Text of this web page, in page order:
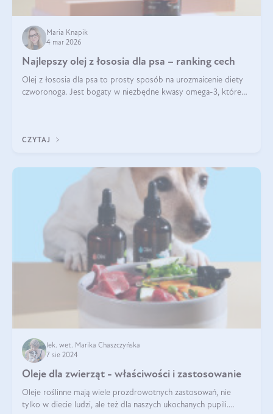
Maria Knapik
4 mar 2026
Najlepszy olej z łososia dla psa – ranking cech
Olej z łososia dla psa to prosty sposób na urozmaicenie diety
czworonoga. Jest bogaty w niezbędne kwasy omega-3, które
CZYTAJ
lek. wet. Marika Chaszczyńska
7 sie 2024
Oleje dla zwierząt - właściwości i zastosowanie
Oleje roślinne mają wiele prozdrowotnych zastosowań, nie
tylko w diecie ludzi, ale też dla naszych ukochanych pupili.